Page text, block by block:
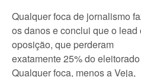
Qualquer foca de jornalismo
os danos e conclui que o
oposição, que perderam
exatamente 25% do
Qualquer foca, menos a Veja,